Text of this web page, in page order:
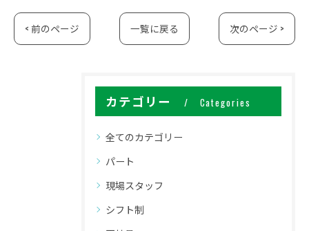
< 前のページ 一覧に戻る 次のページ >
カテゴリー Categories
全てのカテゴリー
パート
現場スタッフ
シフト制